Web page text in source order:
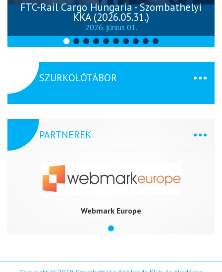
FTC-Rail Cargo Hungaria - Szombathelyi
KKA (2026.05.31.)
2026. június 01.
SZURKOLÓTÁBOR
PARTNEREK
Webmark Europe